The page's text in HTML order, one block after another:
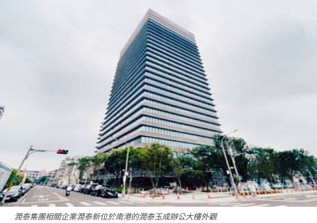
潤泰集團相關企業潤泰新位於南港的潤泰玉成辦公大樓外觀